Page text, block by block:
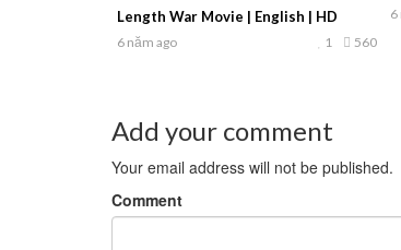
Length War Movie | English | HD
6 năm ago 560
1
6
Add your comment
Your email address will not be published.
Comment